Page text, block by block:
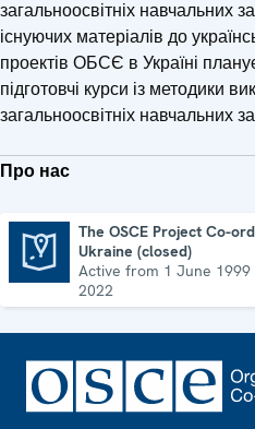
загальноосвітніх навчальних
існуючих матеріалів до
проектів ОБСЄ в Україні
підготовчі курси із методики
загальноосвітніх навчальних
Про нас
The OSCE Project Co-
Ukraine (closed)
Active from 1 June
2022